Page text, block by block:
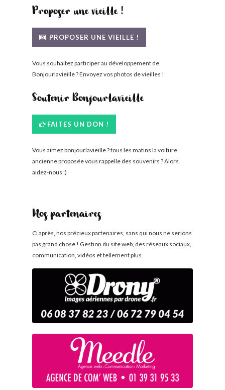
COMMENT FONCTIONNE BLV ?
Proposer une vieille !
PROPOSER UNE VIEILLE !
Vous souhaitez participer au développement de
Bonjourlavieille ? Envoyez vos photos de vieilles !
Soutenir Bonjourlavieille
FAITES UN DON !
Vous aimez bonjourlavieille ? tous les matins la voiture
ancienne proposée vous rappelle des souvenirs ? Alors
aidez-nous ;)
Nos partenaires
Ci après, nos précieux partenaires, sans qui nous ne serions
pas grand chose ! Gestion du site web, des réseaux sociaux,
communication, vidéos et tellement plus.